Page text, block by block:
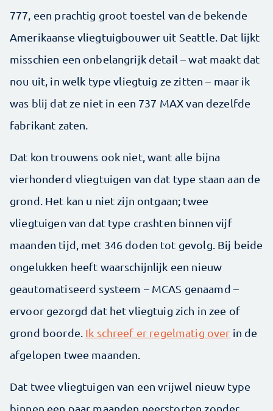
777, een prachtig groot toestel van de bekende
Amerikaanse vliegtuigbouwer uit Seattle. Dat lijkt
misschien een onbelangrijk detail – wat maakt dat
nou uit, in welk type vliegtuig ze zitten – maar ik
was blij dat ze niet in een 737 MAX van dezelfde
fabrikant zaten.
Dat kon trouwens ook niet, want alle bijna
vierhonderd vliegtuigen van dat type staan aan de
grond. Het kan u niet zijn ontgaan; twee
vliegtuigen van dat type crashten binnen vijf
maanden tijd, met 346 doden tot gevolg. Bij beide
ongelukken heeft waarschijnlijk een nieuw
geautomatiseerd systeem – MCAS genaamd –
ervoor gezorgd dat het vliegtuig zich in zee of
grond boorde. Ik schreef er regelmatig over in de
afgelopen twee maanden.
Dat twee vliegtuigen van een vrijwel nieuw type
binnen een paar maanden neerstorten zonder